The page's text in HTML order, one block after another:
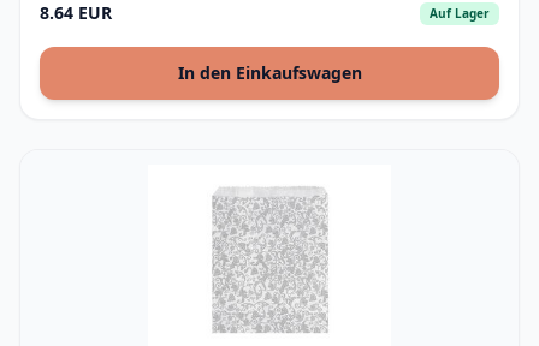
8.64 EUR Auf Lager
In den Einkaufswagen